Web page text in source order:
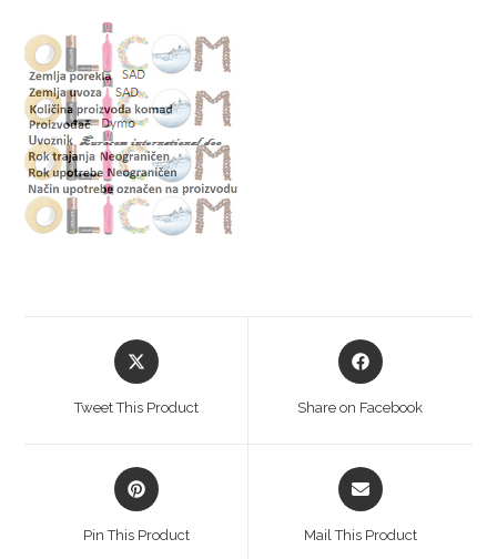
Tweet This Product Share on Facebook
Pin This Product Mail This Product